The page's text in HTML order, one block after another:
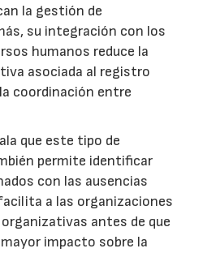
la gestión de
su integración con los
humanos reduce la
asociada al registro
coordinación entre
que este tipo de
permite identificar
con las ausencias
a las organizaciones
antes de que
impacto sobre la